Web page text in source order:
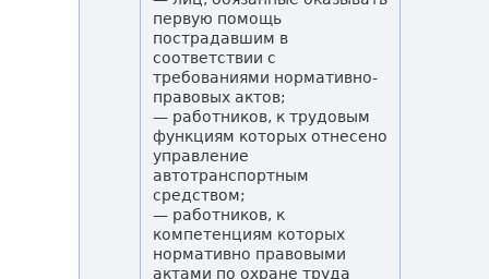
первую помощь
пострадавшим в
соответствии с
требованиями нормативно-
правовых актов;
— работников, к трудовым
функциям которых отнесено
управление
автотранспортным
средством;
— работников, к
компетенциям которых
нормативно правовыми
актами по охране труда